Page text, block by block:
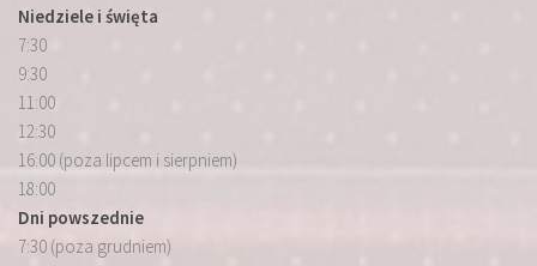
Niedziele i święta
7:30
9:30
11:00
12:30
16:00 (poza lipcem i sierpniem)
18:00
Dni powszednie
7:30 (poza grudniem)